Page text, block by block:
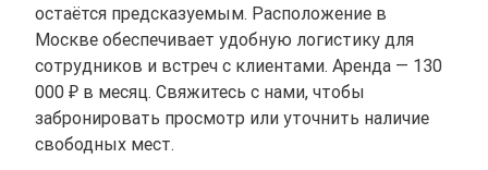
остаётся предсказуемым. Расположение в
Москве обеспечивает удобную логистику для
сотрудников и встреч с клиентами. Аренда — 130
000 ₽ в месяц. Свяжитесь с нами, чтобы
забронировать просмотр или уточнить наличие
свободных мест.